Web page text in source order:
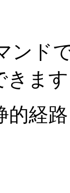
ンド
きま
的経